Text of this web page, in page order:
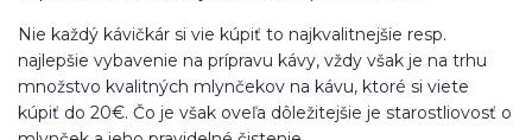
Nie každý kávičkár si vie kúpiť to najkvalitnejšie resp.
najlepšie vybavenie na prípravu kávy, vždy však je na trhu
množstvo kvalitných mlynčekov na kávu, ktoré si viete
kúpiť do 20€. Čo je však oveľa dôležitejšie je starostliovosť o